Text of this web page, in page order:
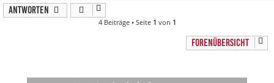
Antworten
4 Beiträge • Seite 1 von 1
FORENÜBERSICHT